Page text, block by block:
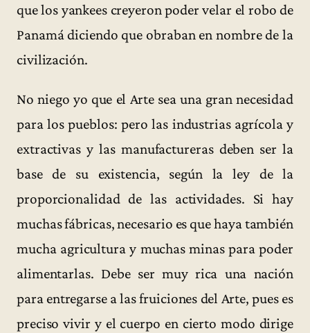
que los yankees creyeron poder velar el robo de
Panamá diciendo que obraban en nombre de la
civilización.
No niego yo que el Arte sea una gran necesidad
para los pueblos: pero las industrias agrícola y
extractivas y las manufactureras deben ser la
base de su existencia, según la ley de la
proporcionalidad de las actividades. Si hay
muchas fábricas, necesario es que haya también
mucha agricultura y muchas minas para poder
alimentarlas. Debe ser muy rica una nación
para entregarse a las fruiciones del Arte, pues es
preciso vivir y el cuerpo en cierto modo dirige